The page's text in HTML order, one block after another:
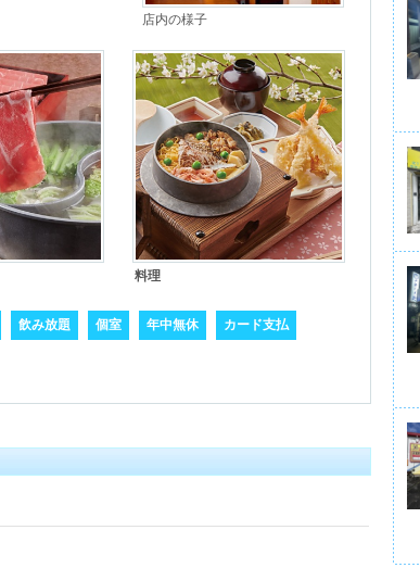
店内の様子
料理
飲み放題 個室 年中無休 カード支払